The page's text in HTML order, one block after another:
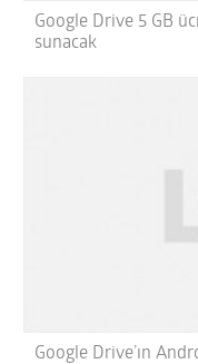
Google Drive 5 GB
sunacak
Google Drive’ın